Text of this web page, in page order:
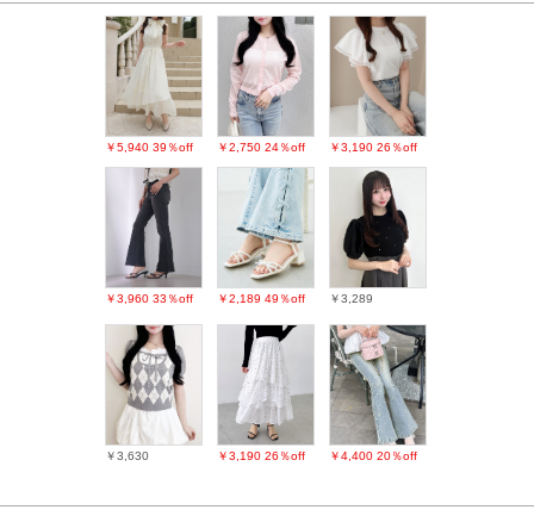
￥5,940 39％off ￥2,750 24％off ￥3,190 26％off
￥3,960 33％off ￥2,189 49％off ￥3,289
￥3,630 ￥3,190 26％off ￥4,400 20％off